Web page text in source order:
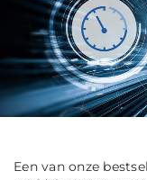
Een van onze